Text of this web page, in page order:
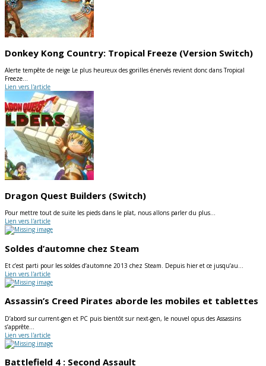
Donkey Kong Country: Tropical Freeze (Version Switch)
Alerte tempête de neige Le plus heureux des gorilles énervés revient donc dans Tropical
Freeze…
Lien vers l'article
Dragon Quest Builders (Switch)
Pour mettre tout de suite les pieds dans le plat, nous allons parler du plus…
Lien vers l'article
Soldes d’automne chez Steam
Et c’est parti pour les soldes d’automne 2013 chez Steam. Depuis hier et ce jusqu’au…
Lien vers l'article
Assassin’s Creed Pirates aborde les mobiles et tablettes
D’abord sur current-gen et PC puis bientôt sur next-gen, le nouvel opus des Assassins
s’apprête…
Lien vers l'article
Battlefield 4 : Second Assault